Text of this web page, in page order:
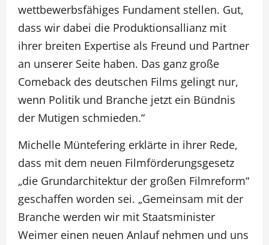
wettbewerbsfähiges Fundament stellen. Gut,
dass wir dabei die Produktionsallianz mit
ihrer breiten Expertise als Freund und Partner
an unserer Seite haben. Das ganz große
Comeback des deutschen Films gelingt nur,
wenn Politik und Branche jetzt ein Bündnis
der Mutigen schmieden.“
Michelle Müntefering erklärte in ihrer Rede,
dass mit dem neuen Filmförderungsgesetz
„die Grundarchitektur der großen Filmreform“
geschaffen worden sei. „Gemeinsam mit der
Branche werden wir mit Staatsminister
Weimer einen neuen Anlauf nehmen und uns